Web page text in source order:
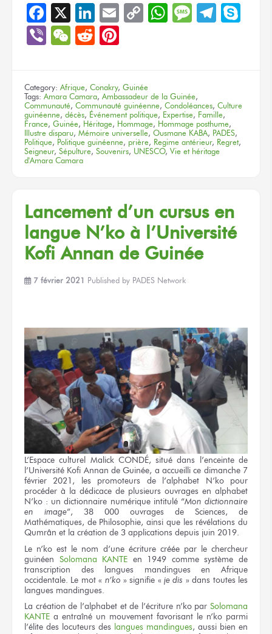
Facebook
X LinkedIn
EmailCopyWhatsApp
Message
ViberWeChat
Reddit
Category: Afrique, Conakry, Guinée
Tags: Amara Camara, Ambassadeur de la Guinée,
Communauté, Communauté guinéenne, Condoléances, Culture
guinéenne, décès, Événement politique, Expertise, Famille,
France, Guinée, Héritage, Hommage, Hommage posthume,
Illustre disparu, Mémoire universelle, Ousmane KABA, PADES,
Politique, Politique guinéenne, prière, Regime antérieur, Regret,
Seigneur, Sépulture, Souvenirs, UNESCO, Vie et héritage
d'Amara Camara
Lancement d’un cursus en
langue N’ko à l’Université
Kofi Annan de Guinée
7 février 2021 Published by PADES Network
L’Espace culturel Malick CONDÉ, situé dans l’enceinte de
l’Université Kofi Annan de Guinée, a accueilli ce dimanche 7
février 2021, les promoteurs de l’alphabet N’ko pour
procéder à la dédicace de plusieurs ouvrages en alphabet
N’ko : un dictionnaire numérique intitulé “Mon dictionnaire
en image”, 38 000 ouvrages de Sciences, de
Mathématiques, de Philosophie, ainsi que les révélations du
Qumrân et la création de 3 applications depuis juin 2019.
Le n’ko est le nom d’une écriture créée par le chercheur
guinéen Solomana KANTE en 1949 comme système de
transcription des langues mandingues en Afrique
occidentale. Le mot « n’ko » signifie «je dis » dans toutes les
langues mandingues.
La création de l’alphabet et de l’écriture n’ko par Solomana
KANTE a entraîné un mouvement favorisant le n’ko parmi
l’élite des locuteurs des langues mandingues, aussi bien en